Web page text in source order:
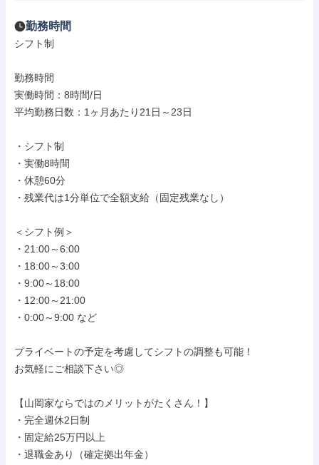
勤務時間
シフト制
勤務時間
実働時間：8時間/日
平均勤務日数：1ヶ月あたり21日～23日
・シフト制
・実働8時間
・休憩60分
・残業代は1分単位で全額支給（固定残業なし）
＜シフト例＞
・21:00～6:00
・18:00～3:00
・9:00～18:00
・12:00～21:00
・0:00～9:00 など
プライベートの予定を考慮してシフトの調整も可能！
お気軽にご相談下さい◎
【山岡家ならではのメリットがたくさん！】
・完全週休2日制
・固定給25万円以上
・退職金あり（確定拠出年金）